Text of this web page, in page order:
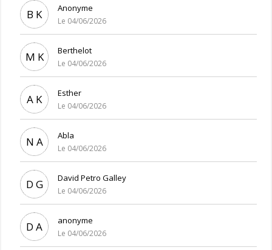
B K Anonyme
Le 04/06/2026
M K Berthelot
Le 04/06/2026
A K Esther
Le 04/06/2026
N A Abla
Le 04/06/2026
D G David Petro Galley
Le 04/06/2026
D A anonyme
Le 04/06/2026